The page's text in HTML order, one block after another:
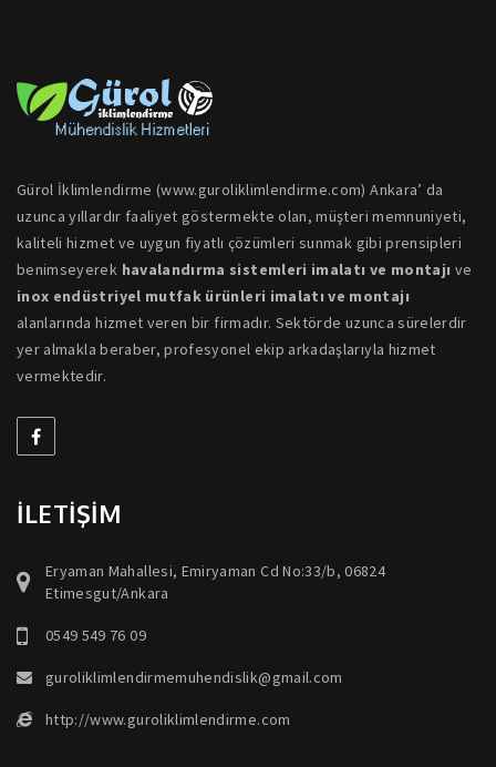
Gürol İklimlendirme (www.guroliklimlendirme.com) Ankara’ da
uzunca yıllardır faaliyet göstermekte olan, müşteri memnuniyeti,
kaliteli hizmet ve uygun fiyatlı çözümleri sunmak gibi prensipleri
benimseyerek havalandırma sistemleri imalatı ve montajı ve
inox endüstriyel mutfak ürünleri imalatı ve montajı
alanlarında hizmet veren bir firmadır. Sektörde uzunca sürelerdir
yer almakla beraber, profesyonel ekip arkadaşlarıyla hizmet
vermektedir.
İLETİŞİM
Eryaman Mahallesi, Emiryaman Cd No:33/b, 06824
Etimesgut/Ankara
0549 549 76 09
guroliklimlendirmemuhendislik@gmail.com
http://www.guroliklimlendirme.com